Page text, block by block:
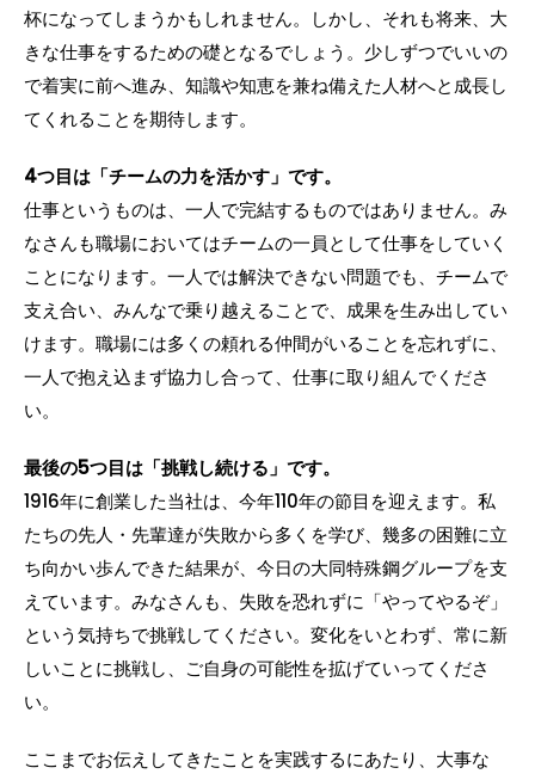
杯になってしまうかもしれません。しかし、それも将来、大
きな仕事をするための礎となるでしょう。少しずつでいいの
で着実に前へ進み、知識や知恵を兼ね備えた人材へと成長し
てくれることを期待します。
4つ目は「チームの力を活かす」です。
仕事というものは、一人で完結するものではありません。み
なさんも職場においてはチームの一員として仕事をしていく
ことになります。一人では解決できない問題でも、チームで
支え合い、みんなで乗り越えることで、成果を生み出してい
けます。職場には多くの頼れる仲間がいることを忘れずに、
一人で抱え込まず協力し合って、仕事に取り組んでくださ
い。
最後の5つ目は「挑戦し続ける」です。
1916年に創業した当社は、今年110年の節目を迎えます。私
たちの先人・先輩達が失敗から多くを学び、幾多の困難に立
ち向かい歩んできた結果が、今日の大同特殊鋼グループを支
えています。みなさんも、失敗を恐れずに「やってやるぞ」
という気持ちで挑戦してください。変化をいとわず、常に新
しいことに挑戦し、ご自身の可能性を拡げていってくださ
い。
ここまでお伝えしてきたことを実践するにあたり、大事な